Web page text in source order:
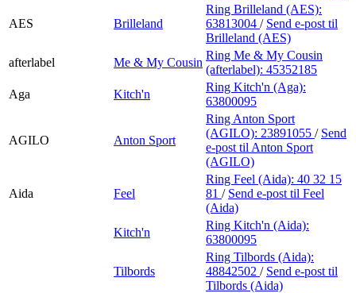
AES Brilleland
Ring Brilleland (AES):
63813004 / Send e-post til
Brilleland (AES)
afterlabel
Me & My Cousin
Ring Me & My Cousin
(afterlabel): 45352185
Aga
Kitch'n
Ring Kitch'n (Aga):
63800095
AGILO Anton Sport
Ring Anton Sport
(AGILO): 23891055 / Send
e-post til Anton Sport
(AGILO)
Aida Feel
Ring Feel (Aida): 40 32 15
81 / Send e-post til Feel
(Aida)
Kitch'n
Ring Kitch'n (Aida):
63800095
Tilbords
Ring Tilbords (Aida):
48842502 / Send e-post til
Tilbords (Aida)